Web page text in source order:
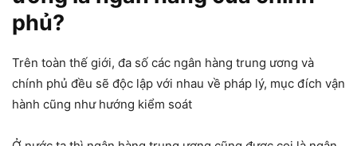
phủ?
Trên toàn thế giới, đa số các ngân hàng trung ương và
chính phủ đều sẽ độc lập với nhau về pháp lý, mục đích vận
hành cũng như hướng kiểm soát